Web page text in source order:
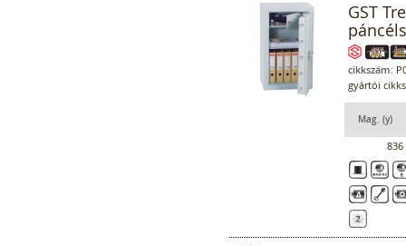
GST
cikkszám:
gyártói
Mag. (y)
836